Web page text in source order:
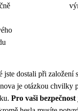
jste dostali při založení
je otázkou chvilky
Pro vaši bezpečnost